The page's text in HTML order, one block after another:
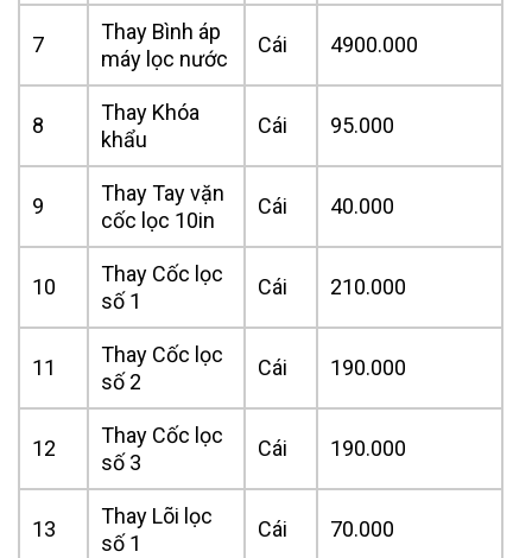
7
Thay Bình áp
máy lọc nước
Cái 4900.000
8
Thay Khóa
khẩu
Cái 95.000
9
Thay Tay vặn
cốc lọc 10in
Cái 40.000
10
Thay Cốc lọc
số 1
Cái 210.000
11
Thay Cốc lọc
số 2
Cái 190.000
12
Thay Cốc lọc
số 3
Cái 190.000
13
Thay Lõi lọc
số 1
Cái 70.000